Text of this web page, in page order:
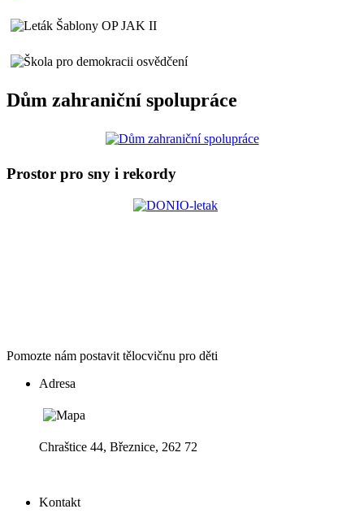
Dům zahraniční spolupráce
Prostor pro sny i rekordy
Pomozte nám postavit tělocvičnu pro děti
Adresa
Chraštice 44, Březnice, 262 72
Kontakt